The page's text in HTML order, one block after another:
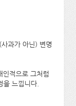
과가 아닌) 변명
인적으로 그처럼
을 느낍니다.